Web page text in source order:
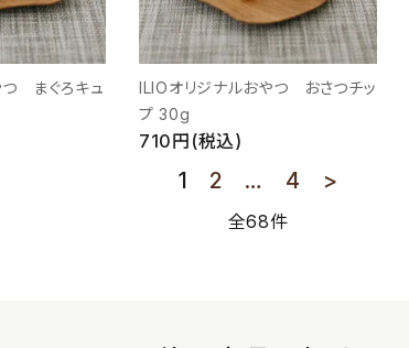
つ まぐろキュ
ILIOオリジナルおやつ おさつチッ
プ 30g
710円(税込)
1 2 … 4 >
全68件